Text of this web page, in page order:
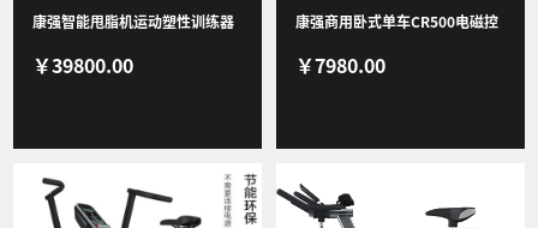
康强智能甩脂机运动塑性训练器
械商用振动机 Z 2.0
￥39800.00
康强商用卧式单车CR500电磁控
车健身车健身房专用
￥7980.00